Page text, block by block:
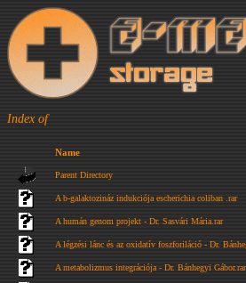
Index of
Name
Parent Directory
A b-galaktozináz indukciója escherichia coliban .rar
A humán genom projekt - Dr. Sasvári Mária.rar
A légzési lánc és az oxidatív foszforiláció - Dr.
A metabolizmus integrációja - Dr. Bánhegyi Gábor.rar